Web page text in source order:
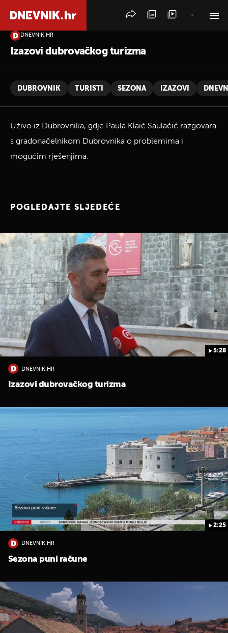
DNEVNIK.HR
Izazovi dubrovačkog turizma
DUBROVNIK TURISTI SEZONA IZAZOVI
Uživo iz Dubrovnika, gdje Paula Klaić Saulačić razgovara
s gradonačelnikom Dubrovnika o problemima i
mogućim rješenjima.
POGLEDAJTE SLJEDEĆE
5:28
DNEVNIK.HR
Izazovi dubrovačkog turizma
2:25
DNEVNIK.HR
Sezona puni račune
PRETRAŽITE VIJESTI